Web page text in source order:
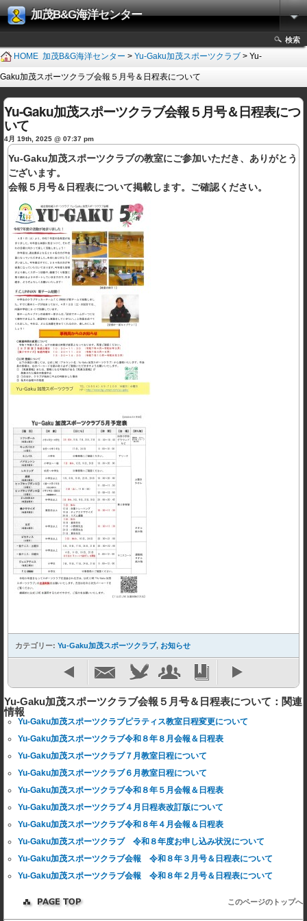
加茂B&G海洋センター
検索
HOME 加茂B&G海洋センター > Yu-Gaku加茂スポーツクラブ > Yu-
Gaku加茂スポーツクラブ会報５月号＆日程表について
Yu-Gaku加茂スポーツクラブ会報５月号＆日程表につ
いて
4月 19th, 2025 @ 07:37 pm
Yu-Gaku加茂スポーツクラブの教室にご参加いただき、ありがとう
ございます。
会報５月号＆日程表について掲載します。ご確認ください。
カテゴリー: Yu-Gaku加茂スポーツクラブ, お知らせ
Yu-Gaku加茂スポーツクラブ会報５月号＆日程表について：関連
情報
Yu-Gaku加茂スポーツクラブピラティス教室日程変更について
Yu-Gaku加茂スポーツクラブ令和８年８月会報＆日程表
Yu-Gaku加茂スポーツクラブ７月教室日程について
Yu-Gaku加茂スポーツクラブ６月教室日程について
Yu-Gaku加茂スポーツクラブ令和８年５月会報＆日程表
Yu-Gaku加茂スポーツクラブ４月日程表改訂版について
Yu-Gaku加茂スポーツクラブ令和８年４月会報＆日程表
Yu-Gaku加茂スポーツクラブ 令和８年度お申し込み状況について
Yu-Gaku加茂スポーツクラブ会報 令和８年３月号＆日程表について
Yu-Gaku加茂スポーツクラブ会報 令和８年２月号＆日程表について
このページのトップへ